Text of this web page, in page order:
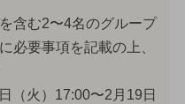
含む2〜4名のグループ
必要事項を記載の上、
（火）17:00〜2月19日